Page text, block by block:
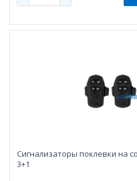
Сигнализаторы поклевки на
3+1